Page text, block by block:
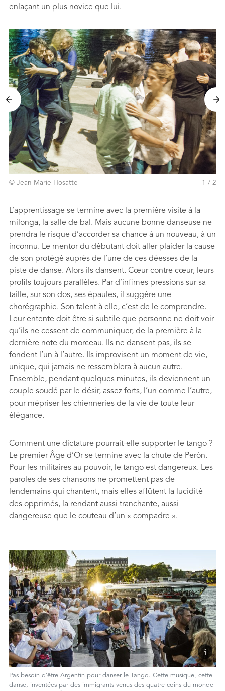
enlaçant un plus novice que lui.
© Jean Marie Hosatte 1 / 2
L’apprentissage se termine avec la première visite à la
milonga, la salle de bal. Mais aucune bonne danseuse ne
prendra le risque d’accorder sa chance à un nouveau, à un
inconnu. Le mentor du débutant doit aller plaider la cause
de son protégé auprès de l’une de ces déesses de la
piste de danse. Alors ils dansent. Cœur contre cœur, leurs
proﬁls toujours parallèles. Par d’inﬁmes pressions sur sa
taille, sur son dos, ses épaules, il suggère une
chorégraphie. Son talent à elle, c’est de le comprendre.
Leur entente doit être si subtile que personne ne doit voir
qu’ils ne cessent de communiquer, de la première à la
dernière note du morceau. Ils ne dansent pas, ils se
fondent l’un à l’autre. Ils improvisent un moment de vie,
unique, qui jamais ne ressemblera à aucun autre.
Ensemble, pendant quelques minutes, ils deviennent un
couple soudé par le désir, assez forts, l’un comme l’autre,
pour mépriser les chienneries de la vie de toute leur
élégance.
Comment une dictature pourrait-elle supporter le tango ?
Le premier Âge d’Or se termine avec la chute de Perón.
Pour les militaires au pouvoir, le tango est dangereux. Les
paroles de ses chansons ne promettent pas de
lendemains qui chantent, mais elles affûtent la lucidité
des opprimés, la rendant aussi tranchante, aussi
dangereuse que le couteau d’un « compadre ».
Pas besoin d'être Argentin pour danser le Tango. Cette musique, cette
danse, inventées par des immigrants venus des quatre coins du monde